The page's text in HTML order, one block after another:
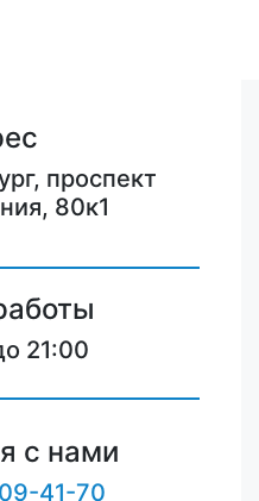
проспект
80к1
21:00
с нами
41-70